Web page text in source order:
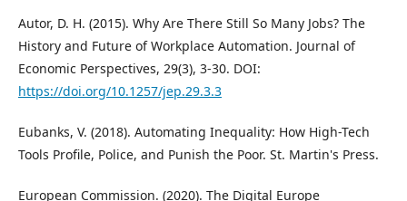
Autor, D. H. (2015). Why Are There Still So Many Jobs? The
History and Future of Workplace Automation. Journal of
Economic Perspectives, 29(3), 3-30. DOI:
https://doi.org/10.1257/jep.29.3.3
Eubanks, V. (2018). Automating Inequality: How High-Tech
Tools Profile, Police, and Punish the Poor. St. Martin's Press.
European Commission. (2020). The Digital Europe